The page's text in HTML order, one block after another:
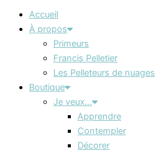
Accueil
À propos
Primeurs
Francis Pelletier
Les Pelleteurs de nuages
Boutique
Je veux…
Apprendre
Contempler
Décorer